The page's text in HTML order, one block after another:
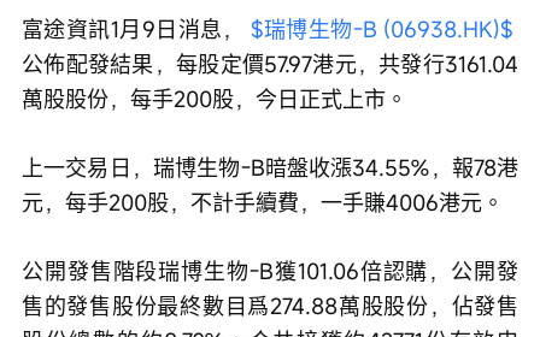
富途資訊1月9日消息， $瑞博生物-B (06938.HK)$
公佈配發結果，每股定價57.97港元，共發行3161.04
萬股股份，每手200股，今日正式上市。
上一交易日，瑞博生物-B暗盤收漲34.55%，報78港
元，每手200股，不計手續費，一手賺4006港元。
公開發售階段瑞博生物-B獲101.06倍認購，公開發
售的發售股份最終數目爲274.88萬股股份，佔發售